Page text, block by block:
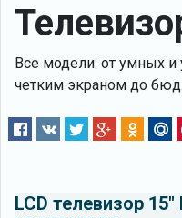
Все модели: от умных и
четким экраном до
LCD телевизор 15"